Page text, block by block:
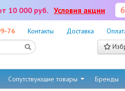
10 000 руб. Условия акции 6
76 Контакты Доставка
Сопутствующие товары Бренды